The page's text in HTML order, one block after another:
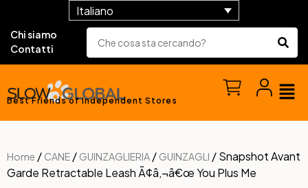
Italiano
Chi siamo
Contatti
Best Friends of Independent Stores
Home / CANE / GUINZAGLIERIA / GUINZAGLI / Snapshot Avant
Garde Retractable Leash Ã¢â‚¬â€œ You Plus Me